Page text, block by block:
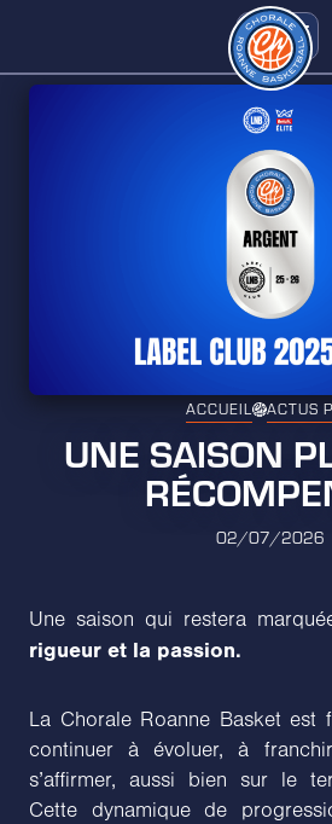
ACCUEIL ACTUS
UNE SAISON
02/07/2026
Une saison qui restera
rigueur et la passion.
La Chorale Roanne Basket
continuer à évoluer, à
s’affirmer, aussi bien sur le
Cette dynamique de